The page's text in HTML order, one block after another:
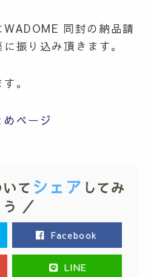
同封の納品請
振り込み頂きます。
。
ページ
て シェア してみ
う ／
Facebook
LINE